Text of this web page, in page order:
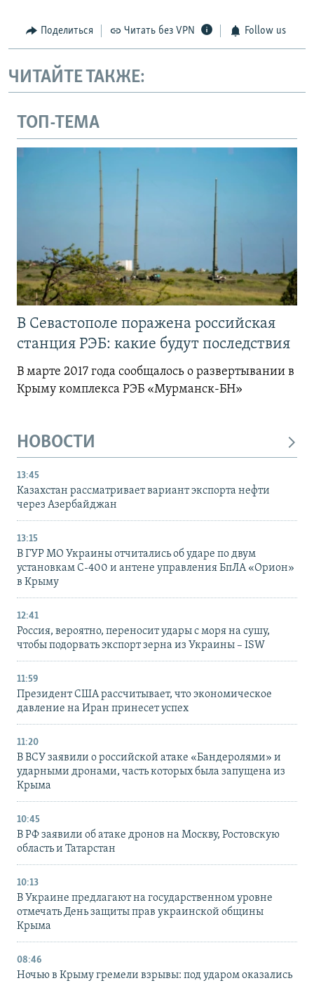
Поделиться Читать без VPN Follow us
ЧИТАЙТЕ ТАКЖЕ:
ТОП-ТЕМА
В Севастополе поражена российская
станция РЭБ: какие будут последствия
В марте 2017 года сообщалось о развертывании в
Крыму комплекса РЭБ «Мурманск-БН»
НОВОСТИ
13:45
Казахстан рассматривает вариант экспорта нефти
через Азербайджан
13:15
В ГУР МО Украины отчитались об ударе по двум
установкам С-400 и антене управления БпЛА «Орион»
в Крыму
12:41
Россия, вероятно, переносит удары с моря на сушу,
чтобы подорвать экспорт зерна из Украины – ISW
11:59
Президент США рассчитывает, что экономическое
давление на Иран принесет успех
11:20
В ВСУ заявили о российской атаке «Бандеролями» и
ударными дронами, часть которых была запущена из
Крыма
10:45
В РФ заявили об атаке дронов на Москву, Ростовскую
область и Татарстан
10:13
В Украине предлагают на государственном уровне
отмечать День защиты прав украинской общины
Крыма
08:46
Ночью в Крыму гремели взрывы: под ударом оказались